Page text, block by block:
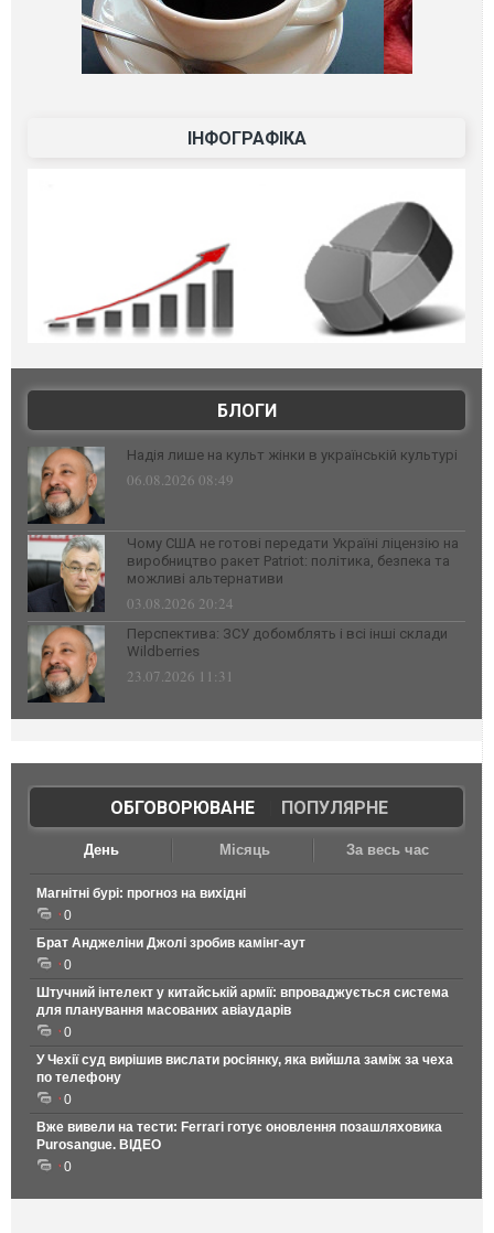
ІНФОГРАФІКА
БЛОГИ
Надія лише на культ жінки в українській культурі
06.08.2026 08:49
Чому США не готові передати Україні ліцензію на
виробництво ракет Patriot: політика, безпека та
можливі альтернативи
03.08.2026 20:24
Перспектива: ЗСУ добомблять і всі інші склади
Wildberries
23.07.2026 11:31
ОБГОВОРЮВАНЕ| ПОПУЛЯРНЕ
День Місяць За весь час
Магнітні бурі: прогноз на вихідні
0
Брат Анджеліни Джолі зробив камінг-аут
0
Штучний інтелект у китайській армії: впроваджується система
для планування масованих авіаударів
0
У Чехії суд вирішив вислати росіянку, яка вийшла заміж за чеха
по телефону
0
Вже вивели на тести: Ferrari готує оновлення позашляховика
Purosangue. ВІДЕО
0